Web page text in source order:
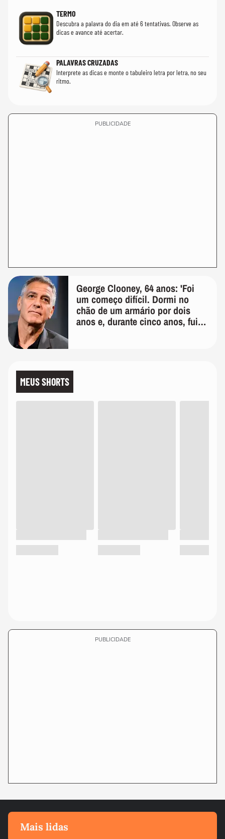
TERMO
Descubra a palavra do dia em até 6 tentativas. Observe as
dicas e avance até acertar.
PALAVRAS CRUZADAS
Interprete as dicas e monte o tabuleiro letra por letra, no seu
ritmo.
PUBLICIDADE
George Clooney, 64 anos: 'Foi
um começo difícil. Dormi no
chão de um armário por dois
anos e, durante cinco anos, fui
MEUS SHORTS
PUBLICIDADE
Mais lidas